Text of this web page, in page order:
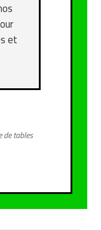
et
de tables